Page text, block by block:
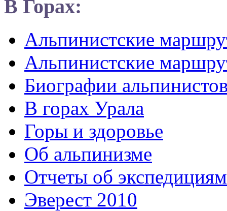
В Горах:
Альпинистские
Альпинистские
Биографии
В горах Урала
Горы и здоровье
Об альпинизме
Отчеты об экспедициям
Эверест 2010